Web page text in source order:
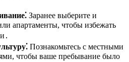
Заранее выберите и
апартаменты, чтобы избежать
Познакомьтесь с местными
чтобы ваше пребывание было